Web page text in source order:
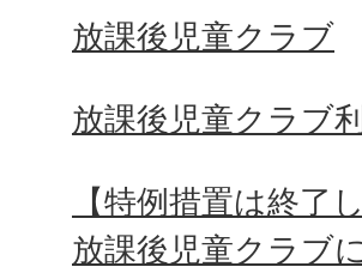
放課後児童クラブ
放課後児童クラブ
【特例措置は終了
放課後児童クラブ